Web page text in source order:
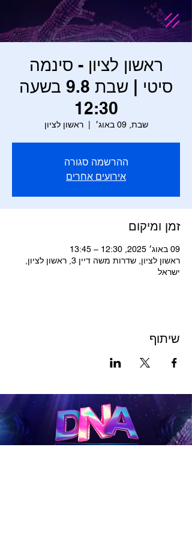
ראשון לציון - סינמה
סיטי | שבת 9.8 בשעה
12:30
שבת, 09 באוג׳
  |
ראשון לציון
ההרשמה סגורה
אירועים אחרים
זמן ומיקום
09 באוג׳ 2025, 12:30 – 13:45
ראשון לציון, שדרות משה דיין 3, ראשון לציון,
ישראל
שיתוף